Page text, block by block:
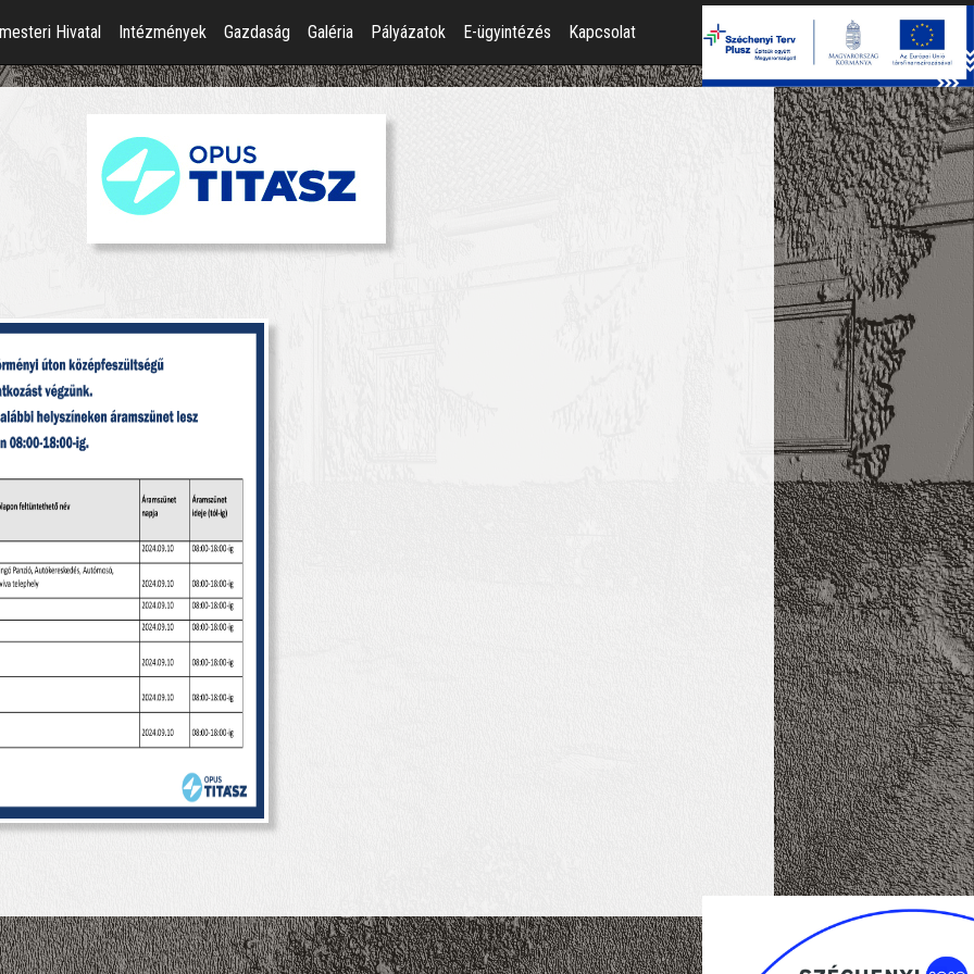
Hivatal Intézmények Gazdaság Galéria Pályázatok E-ügyintézés Kapcsolat